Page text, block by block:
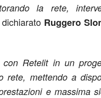
la rete,
Ruggero
con Retelit in un
rete, mettendo a
e massima